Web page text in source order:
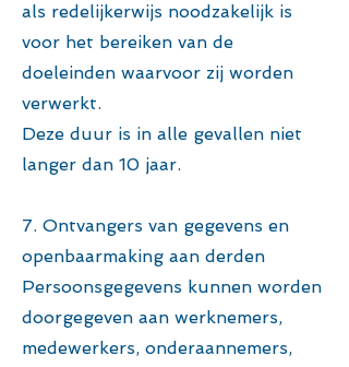
als redelijkerwijs noodzakelijk is
voor het bereiken van de
doeleinden waarvoor zij worden
verwerkt.
Deze duur is in alle gevallen niet
langer dan 10 jaar.
7. Ontvangers van gegevens en
openbaarmaking aan derden
Persoonsgegevens kunnen worden
doorgegeven aan werknemers,
medewerkers, onderaannemers,